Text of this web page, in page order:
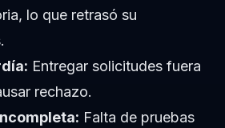
lo que retrasó su
Entregar solicitudes fuera
rechazo.
Falta de pruebas